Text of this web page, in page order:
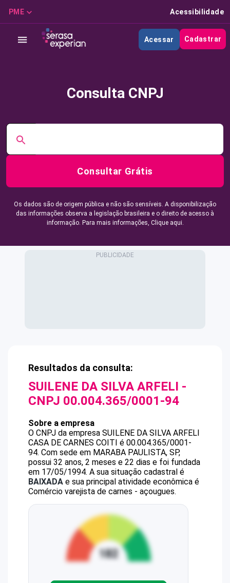
PME Acessibilidade
Acessar Cadastrar
Consulta CNPJ
Consultar Grátis
Os dados são de origem pública e não são sensíveis. A disponibilização
das informações observa a legislação brasileira e o direito de acesso à
informação. Para mais informações, Clique aqui.
Resultados da consulta:
SUILENE DA SILVA ARFELI -
CNPJ 00.004.365/0001-94
Sobre a empresa
O CNPJ da empresa SUILENE DA SILVA ARFELI
CASA DE CARNES COITI é 00.004.365/0001-
94. Com sede em MARABA PAULISTA, SP,
possui 32 anos, 2 meses e 22 dias e foi fundada
em 17/05/1994. A sua situação cadastral é
BAIXADA e sua principal atividade econômica é
Comércio varejista de carnes - açougues.